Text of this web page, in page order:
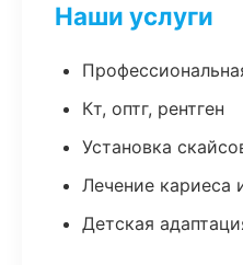
Наши услуги
Кт, оптг, рентген
Установка
Лечение кариеса
Детская